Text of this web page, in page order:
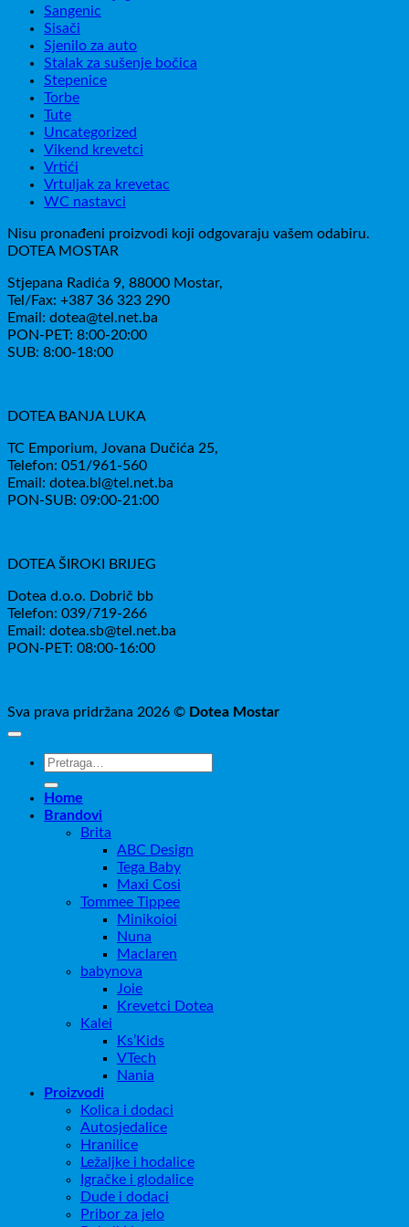
Sangenic
Sisači
Sjenilo za auto
Stalak za sušenje bočica
Stepenice
Torbe
Tute
Uncategorized
Vikend krevetci
Vrtići
Vrtuljak za krevetac
WC nastavci
Nisu pronađeni proizvodi koji odgovaraju vašem odabiru.
DOTEA MOSTAR
Stjepana Radića 9, 88000 Mostar,
Tel/Fax: +387 36 323 290
Email: dotea@tel.net.ba
PON-PET: 8:00-20:00
SUB: 8:00-18:00
DOTEA BANJA LUKA
TC Emporium, Jovana Dučića 25,
Telefon: 051/961-560
Email: dotea.bl@tel.net.ba
PON-SUB: 09:00-21:00
DOTEA ŠIROKI BRIJEG
Dotea d.o.o. Dobrič bb
Telefon: 039/719-266
Email: dotea.sb@tel.net.ba
PON-PET: 08:00-16:00
Sva prava pridržana 2026 © Dotea Mostar
Pretraži:
Home
Brandovi
Brita
ABC Design
Tega Baby
Maxi Cosi
Tommee Tippee
Minikoioi
Nuna
Maclaren
babynova
Joie
Krevetci Dotea
Kalei
Ks’Kids
VTech
Nania
Proizvodi
Kolica i dodaci
Autosjedalice
Hranilice
Ležaljke i hodalice
Igračke i glodalice
Dude i dodaci
Pribor za jelo